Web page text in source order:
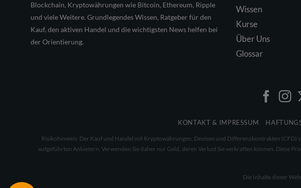
Blockchain, Kryptowährungen wie Bitcoin, Ethereum, Ripple
und viele Weitere. Grundlegendes Wissen, Ratgeber für den
Kauf, den aktiven Handel und die wichtigsten News helfen bei
der Orientierung.
Wissen
Kurse
Über Uns
Glossar
KONTAKT & IMPRESSUM
Risikohinweis: Der Kauf und Handel mit Kryptowährungen, Devisen und Differenzkontrakten
aufgeführten Anbietern. Verwenden Sie daher nur Geld, deren Verlust Sie verkraften können. Diese
Die Inhalte dieser